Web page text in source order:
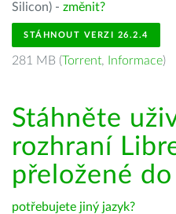
Silicon) - změnit?
STÁHNOUT VERZI 26.2.4
281 MB (Torrent, Informace)
Stáhněte
rozhraní
přeložené
potřebujete jiný jazyk?